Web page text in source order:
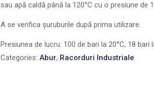
sau apă caldă până la 120°C cu o presiune de
A se verifica șuruburile după prima utilizare.
Presiunea de lucru: 100 de bari la 20°C, 18 bari
Categories: Abur, Racorduri Industriale